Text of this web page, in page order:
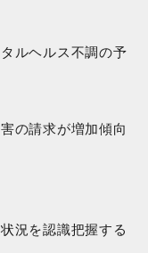
ルヘルス不調の予
の請求が増加傾向
況を認識把握する